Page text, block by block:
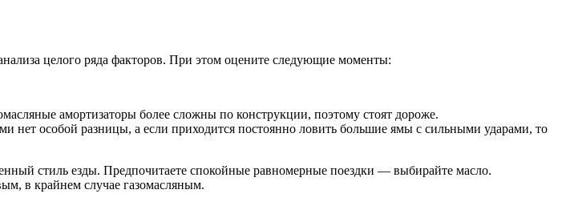
целого ряда факторов. При этом оцените следующие моменты:
амортизаторы более сложны по конструкции, поэтому стоят дороже.
особой разницы, а если приходится постоянно ловить большие ямы с сильными ударами, то
стиль езды. Предпочитаете спокойные равномерные поездки — выбирайте масло.
в крайнем случае газомасляным.